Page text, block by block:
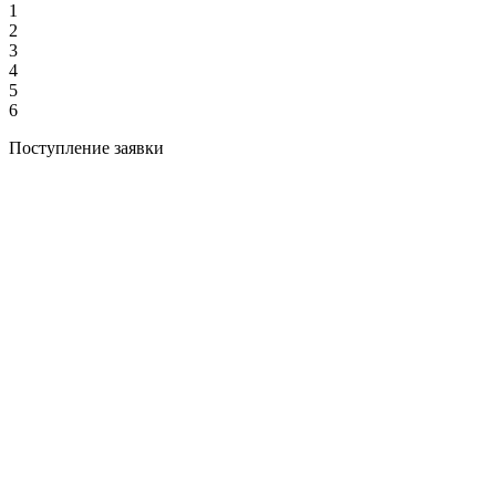
1
2
3
4
5
6
Поступление заявки